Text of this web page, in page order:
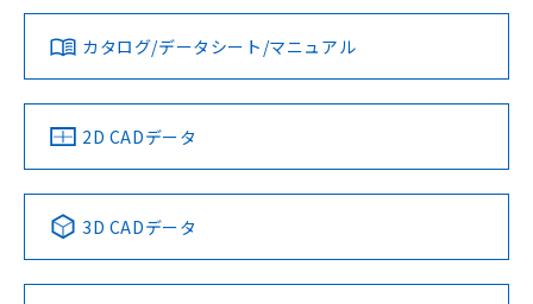
ダウンロードデータをご利用いただく前に、以下を必ずお読
みください。
ソフトウェアの使用条件
対応済み
中国 RoHS 注意事項・凡例
Pb Hg Cd Cr(VI)
LR型式承認
（イギリス
船舶規格）
DNV型式承認
（ノルウェー
BV型式承認
（フランス
KR型式
（韓国
No No No No
この製品の規格認証/適合状況ページへ
その他の認証はこちらのページからご検索ください
カタログ/データシート/マニュアル
2D CADデータ
3D CADデータ